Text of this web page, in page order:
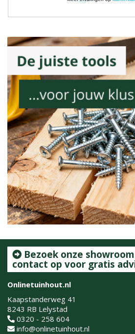
Bezoek onze
contact op voor gratis
Onlinetuinhout.nl
Kaapstanderweg 41
8243 RB Lelystad
0320 - 258 604
info@onlinetuinhout.nl